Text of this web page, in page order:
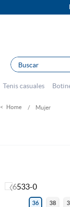
Buscar
Tenis casuales
Mujer
‹
36 38
TÉRMINOS MÁS
6.
botas
mocasines